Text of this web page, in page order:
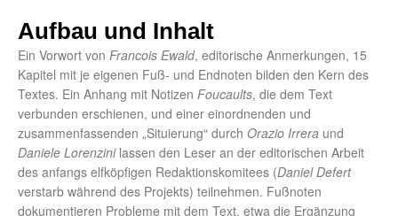
Aufbau und Inhalt
Ein Vorwort von Francois Ewald, editorische Anmerkungen, 15
Kapitel mit je eigenen Fuß- und Endnoten bilden den Kern des
Textes. Ein Anhang mit Notizen Foucaults, die dem Text
verbunden erschienen, und einer einordnenden und
zusammenfassenden „Situierung“ durch Orazio Irrera und
Daniele Lorenzini lassen den Leser an der editorischen Arbeit
des anfangs elfköpfigen Redaktionskomitees (Daniel Defert
verstarb während des Projekts) teilnehmen. Fußnoten
dokumentieren Probleme mit dem Text, etwa die Ergänzung